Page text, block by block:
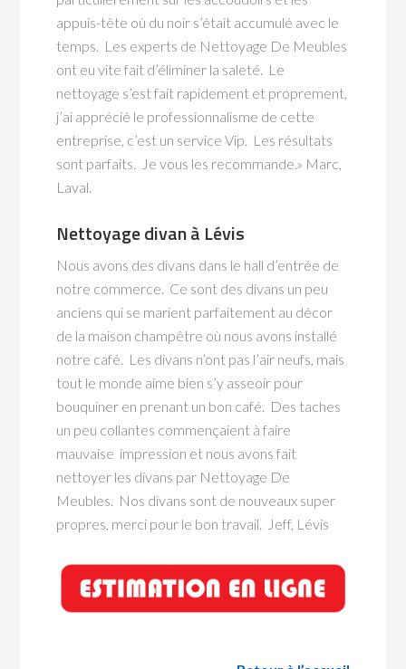
appuis-tête où du noir s’était accumulé avec le
temps. Les experts de Nettoyage De Meubles
ont eu vite fait d’éliminer la saleté. Le
nettoyage s’est fait rapidement et proprement,
j’ai apprécié le professionnalisme de cette
entreprise, c’est un service Vip. Les résultats
sont parfaits. Je vous les recommande.» Marc,
Laval.
Nettoyage divan à Lévis
Nous avons des divans dans le hall d’entrée de
notre commerce. Ce sont des divans un peu
anciens qui se marient parfaitement au décor
de la maison champêtre où nous avons installé
notre café. Les divans n’ont pas l’air neufs, mais
tout le monde aime bien s’y asseoir pour
bouquiner en prenant un bon café. Des taches
un peu collantes commençaient à faire
mauvaise impression et nous avons fait
nettoyer les divans par Nettoyage De
Meubles. Nos divans sont de nouveaux super
propres, merci pour le bon travail. Jeff, Lévis